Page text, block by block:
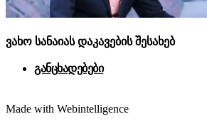
ვახო სანაიას დაკავების შესახებ
განცხადებები
Made with Webintelligence